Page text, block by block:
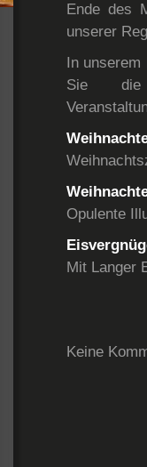
Ende des
unserer
In unserem
Sie die
Opulente
Mit Langer
Keine